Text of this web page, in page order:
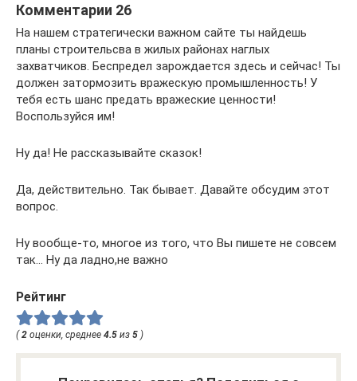
Комментарии 26
На нашем стратегически важном сайте ты найдешь
планы строительсва в жилых районах наглых
захватчиков. Беспредел зарождается здесь и сейчас! Ты
должен затормозить вражескую промышленность! У
тебя есть шанс предать вражеские ценности!
Воспользуйся им!
Ну да! Не рассказывайте сказок!
Да, действительно. Так бывает. Давайте обсудим этот
вопрос.
Ну вообще-то, многое из того, что Вы пишете не совсем
так… Ну да ладно,не важно
Рейтинг
(2 оценки, среднее 4.5 из 5 )